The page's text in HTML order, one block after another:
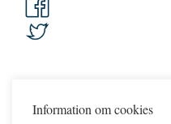
Information om cookies